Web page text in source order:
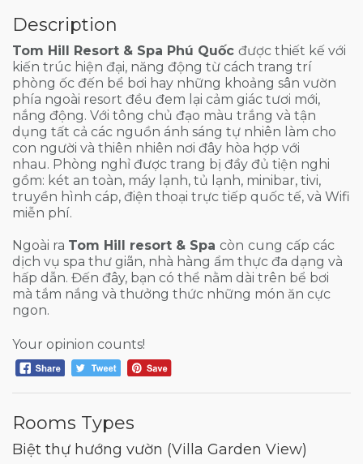
Description
Tom Hill Resort & Spa Phú Quốc được thiết kế với
kiến trúc hiện đại, năng động từ cách trang trí
phòng ốc đến bể bơi hay những khoảng sân vườn
phía ngoài resort đều đem lại cảm giác tươi mới,
nắng động. Với tông chủ đạo màu trắng và tận
dụng tất cả các nguồn ánh sáng tự nhiên làm cho
con người và thiên nhiên nơi đây hòa hợp với
nhau. Phòng nghỉ được trang bị đầy đủ tiện nghi
gồm: két an toàn, máy lạnh, tủ lạnh, minibar, tivi,
truyền hình cáp, điện thoại trực tiếp quốc tế, và Wifi
miễn phí.
Ngoài ra Tom Hill resort & Spa còn cung cấp các
dịch vụ spa thư giãn, nhà hàng ẩm thực đa dạng và
hấp dẫn. Đến đây, bạn có thể nằm dài trên bể bơi
mà tắm nắng và thưởng thức những món ăn cực
ngon.
Your opinion counts!
Rooms Types
Biệt thự hướng vườn (Villa Garden View)